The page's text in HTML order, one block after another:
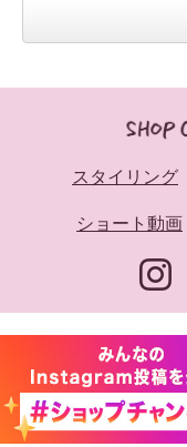
スタイリング
ショート動画